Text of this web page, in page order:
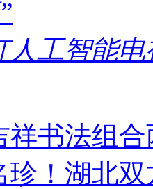
人工智能
祥书法组
珍！湖北